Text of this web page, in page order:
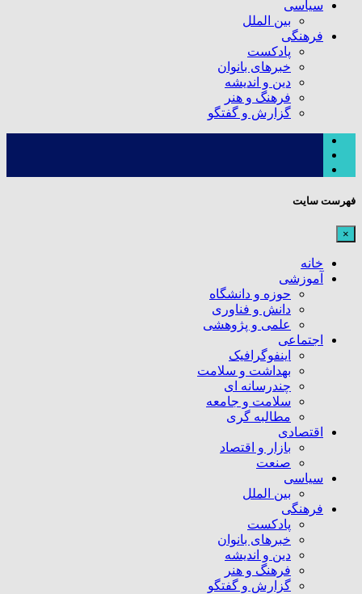
سیاسی
بین الملل
فرهنگی
پادکست
خبرهای بانوان
دین و اندیشه
فرهنگ و هنر
گزارش و گفتگو
فهرست سایت
×
خانه
آموزشی
حوزه و دانشگاه
دانش و فناوری
علمی و پژوهشی
اجتماعی
اینفوگرافیک
بهداشت و سلامت
چندرسانه ای
سلامت و جامعه
مطالبه گری
اقتصادی
بازار و اقتصاد
صنعت
سیاسی
بین الملل
فرهنگی
پادکست
خبرهای بانوان
دین و اندیشه
فرهنگ و هنر
گزارش و گفتگو